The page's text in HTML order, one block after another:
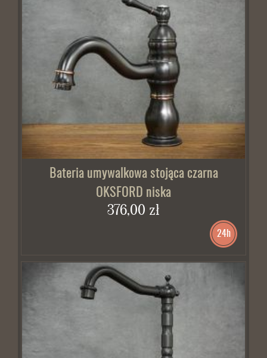
Bateria umywalkowa stojąca czarna
OKSFORD niska
376,00 zł
24h